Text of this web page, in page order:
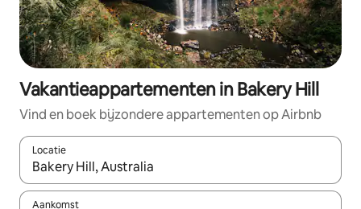
Vakantieappartementen in Bakery Hill
Vind en boek bijzondere appartementen op Airbnb
Locatie
Wanneer er resultaten beschikbaar zijn, maak je een keuze
Aankomst